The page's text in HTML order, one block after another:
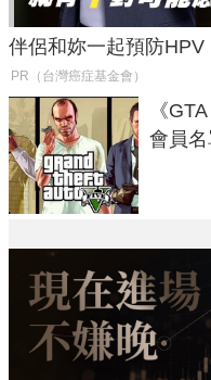
伴侶和妳一起預防HPV
PR（台灣癌症基金會）
《
會員